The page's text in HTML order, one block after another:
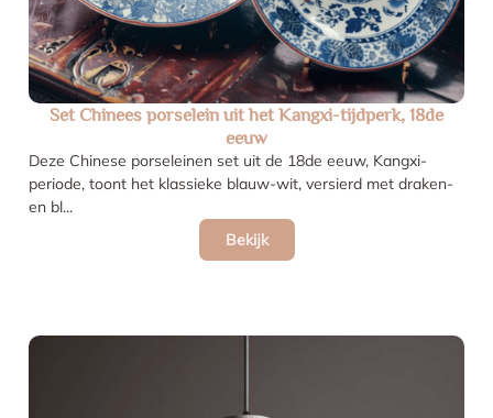
Set Chinees porselein uit het Kangxi-tijdperk, 18de
eeuw
Deze Chinese porseleinen set uit de 18de eeuw, Kangxi-
periode, toont het klassieke blauw-wit, versierd met draken-
en bl...
Bekijk